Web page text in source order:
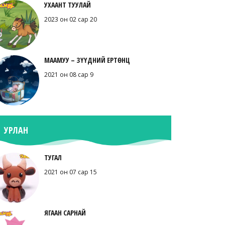
УХААНТ ТУУЛАЙ
2023 он 02 сар 20
МААМУУ – ЗҮҮДНИЙ ЕРТӨНЦ
2021 он 08 сар 9
УРЛАН
ТУГАЛ
2021 он 07 сар 15
ЯГААН САРНАЙ